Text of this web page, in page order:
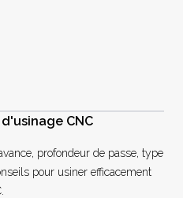
CNC
profondeur de passe, type
pour usiner efficacement